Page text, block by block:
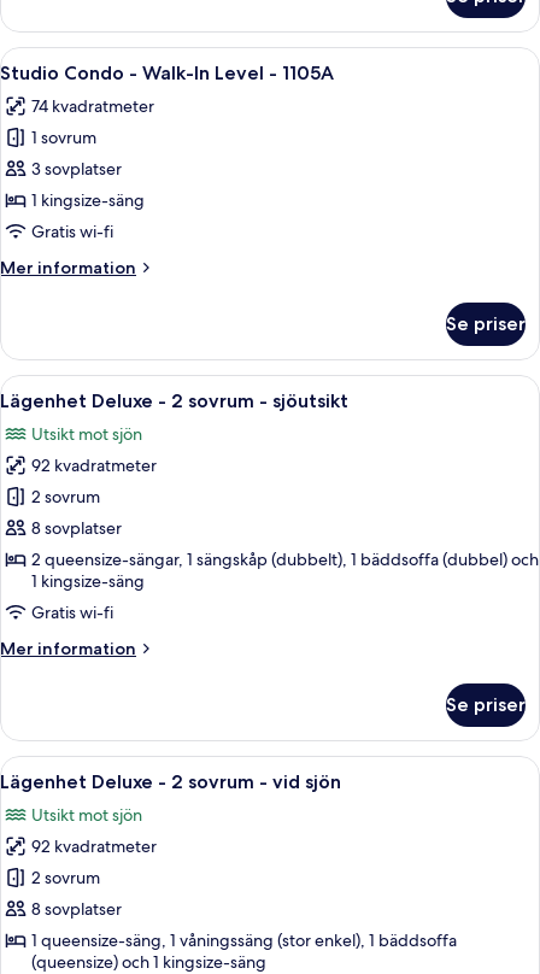
Deluxe
1
säng
sjöutsikt
Öppna
alla
foton
för
Studio
Condo
-
In
1105A
Ett sovrum med en säng, en
8
Studio Condo - Walk-In Level - 1105A
74 kvadratmeter
1 sovrum
3 sovplatser
1 kingsize-säng
Gratis wi-fi
Mer information
Mer
Condo
Walk-
Level
1105A
Se priser
Öppna
alla
foton
för
Lägenhet
Deluxe
-
sovrum
-
sjöutsikt
Ett sovrum med två sängar, en
24
Lägenhet Deluxe - 2 sovrum - sjöutsikt
Utsikt mot sjön
92 kvadratmeter
2 sovrum
8 sovplatser
2 queensize-sängar, 1 sängskåp (dubbelt), 1 bäddsoffa (dubbel) och
1 kingsize-säng
Gratis wi-fi
Mer information
Mer
Deluxe
2
sovrum
-
sjöutsikt
Se priser
Öppna
alla
foton
för
Lägenhet
Deluxe
-
Ett modernt vardagsrum med en
21
Lägenhet Deluxe - 2 sovrum - vid sjön
Utsikt mot sjön
92 kvadratmeter
2 sovrum
8 sovplatser
1 queensize-säng, 1 våningssäng (stor enkel), 1 bäddsoffa
(queensize) och 1 kingsize-säng